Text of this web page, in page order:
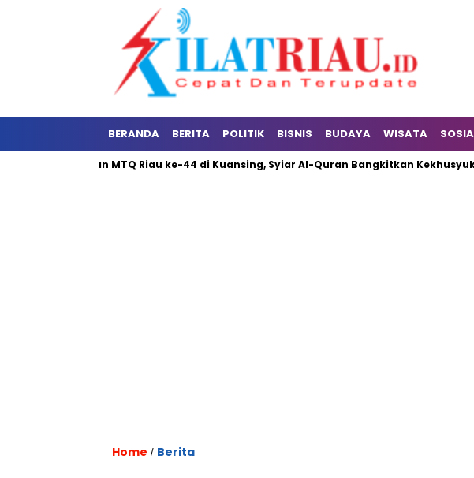
BERANDA BERITA POLITIK BISNIS BUDAYA WISATA
Pembukaan MTQ Riau ke-44 di Kuansing, Syiar Al-Quran Bangkitkan Kekhusyukan
Home / Berita